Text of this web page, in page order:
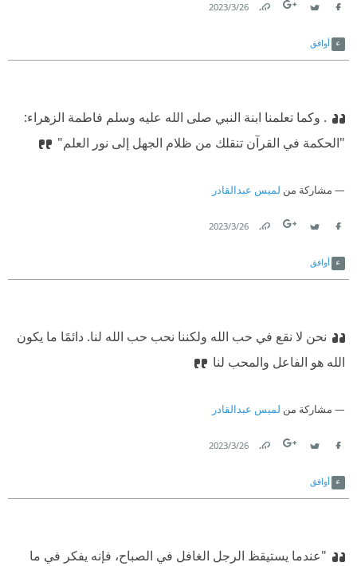
26‏/3‏/2023
أوافق
. وكما تعلمنا ابنة النبي صلى الله عليه وسلم فاطمة الزهراء:
"الحكمة في القرآن تنقلك من ظلام الجهل إلى نور العلم"
مشاركة من لميس عبدالقادر
26‏/3‏/2023
أوافق
نحن لا نقع في حب الله ولكننا نحب حب الله لنا. دائمًا ما يكون
الله هو الفاعل والمحب لنا
مشاركة من لميس عبدالقادر
26‏/3‏/2023
أوافق
"عندما يستيقظ الرجل الغافل في الصباح، فإنه يفكر في ما